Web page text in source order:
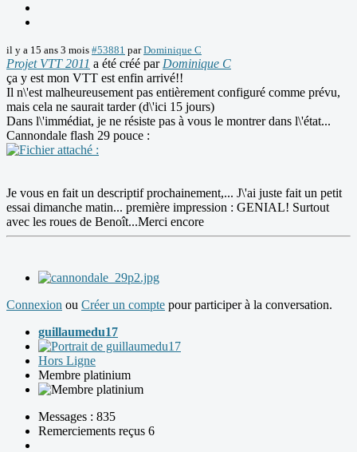
il y a 15 ans 3 mois #53881 parDominique C
Projet VTT 2011 a été créé par Dominique C
ça y est mon VTT est enfin arrivé!!
Il n\'est malheureusement pas entièrement configuré comme prévu,
mais cela ne saurait tarder (d\'ici 15 jours)
Dans l\'immédiat, je ne résiste pas à vous le montrer dans l\'état...
Cannondale flash 29 pouce :
Je vous en fait un descriptif prochainement,... J\'ai juste fait un petit
essai dimanche matin... première impression : GENIAL! Surtout
avec les roues de Benoît...Merci encore
Connexion ou Créer un compte pour participer à la conversation.
guillaumedu17
Hors Ligne
Membre platinium
Messages : 835
Remerciements reçus 6